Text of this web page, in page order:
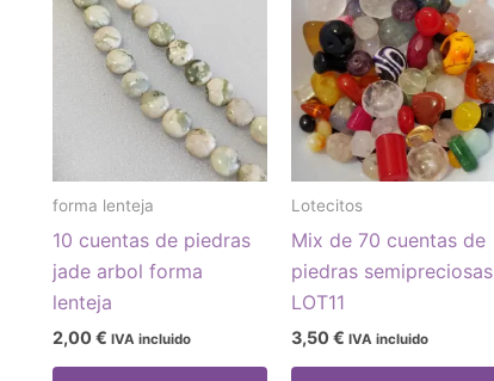
forma lenteja
10 cuentas de piedras
jade arbol forma
lenteja
2,00 € IVA incluido
Lotecitos
Mix de 70 cuentas de
piedras semipreciosas
LOT11
3,50 € IVA incluido